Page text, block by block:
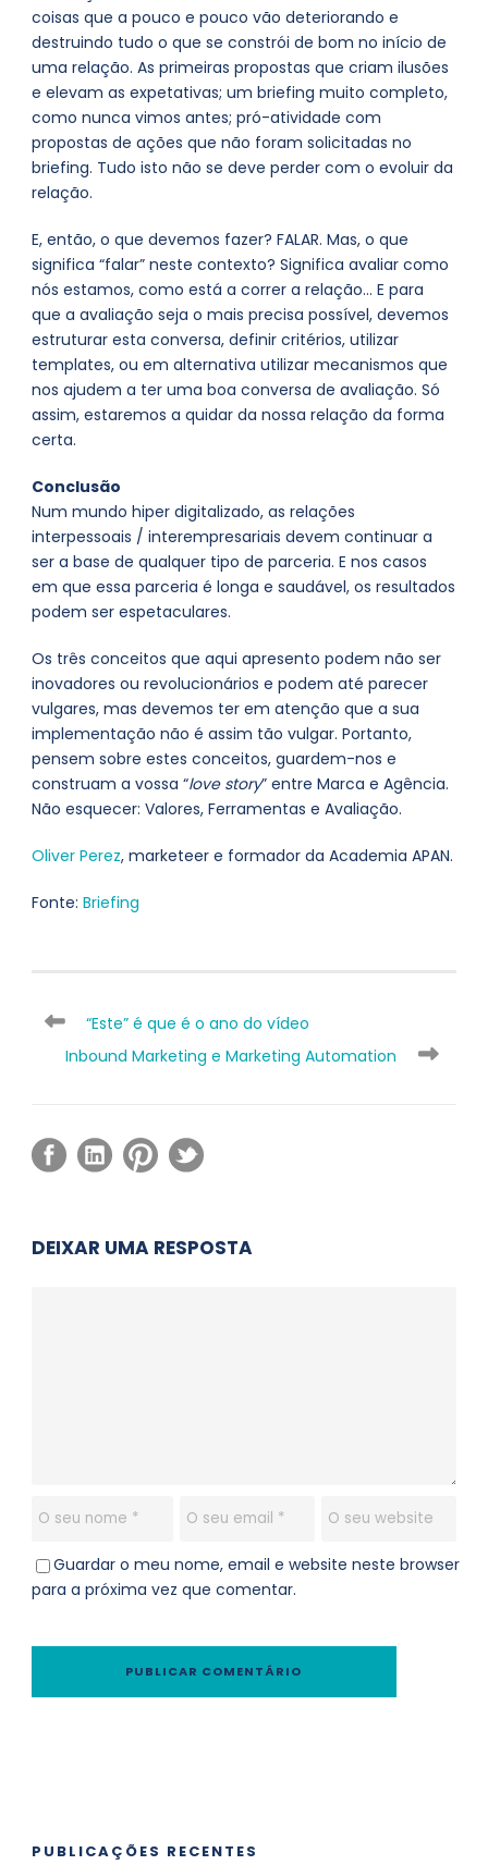
coisas que a pouco e pouco vão deteriorando e
destruindo tudo o que se constrói de bom no início de
uma relação. As primeiras propostas que criam ilusões
e elevam as expetativas; um briefing muito completo,
como nunca vimos antes; pró-atividade com
propostas de ações que não foram solicitadas no
briefing. Tudo isto não se deve perder com o evoluir da
relação.
E, então, o que devemos fazer? FALAR. Mas, o que
significa “falar” neste contexto? Significa avaliar como
nós estamos, como está a correr a relação… E para
que a avaliação seja o mais precisa possível, devemos
estruturar esta conversa, definir critérios, utilizar
templates, ou em alternativa utilizar mecanismos que
nos ajudem a ter uma boa conversa de avaliação. Só
assim, estaremos a quidar da nossa relação da forma
certa.
Conclusão
Num mundo hiper digitalizado, as relações
interpessoais / interempresariais devem continuar a
ser a base de qualquer tipo de parceria. E nos casos
em que essa parceria é longa e saudável, os resultados
podem ser espetaculares.
Os três conceitos que aqui apresento podem não ser
inovadores ou revolucionários e podem até parecer
vulgares, mas devemos ter em atenção que a sua
implementação não é assim tão vulgar. Portanto,
pensem sobre estes conceitos, guardem-nos e
construam a vossa “love story” entre Marca e Agência.
Não esquecer: Valores, Ferramentas e Avaliação.
Oliver Perez, marketeer e formador da Academia APAN.
Fonte: Briefing
“Este” é que é o ano do vídeo
Inbound Marketing e Marketing Automation
DEIXAR UMA RESPOSTA
Guardar o meu nome, email e website neste browser
para a próxima vez que comentar.
PUBLICAÇÕES RECENTES